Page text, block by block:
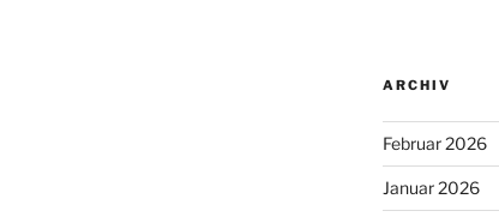
ARCHIV
Februar 2026
Januar 2026